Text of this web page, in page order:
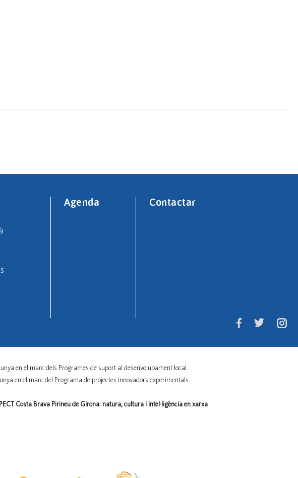
Agenda Contactar
en el marc dels Programes de suport al desenvolupament local.
en el marc del Programa de projectes innovadors experimentals.
PECT Costa Brava Pirineu de Girona: natura, cultura i intel·ligència en xarxa